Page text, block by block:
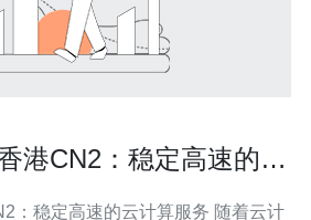
港CN2：稳定高速的云
定高速的云计算服务 随着云计